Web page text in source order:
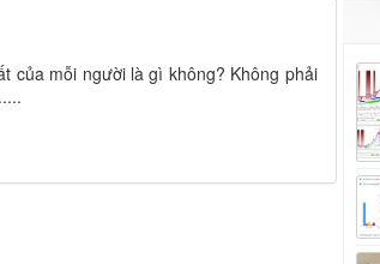
của mỗi người là gì không? Không phải